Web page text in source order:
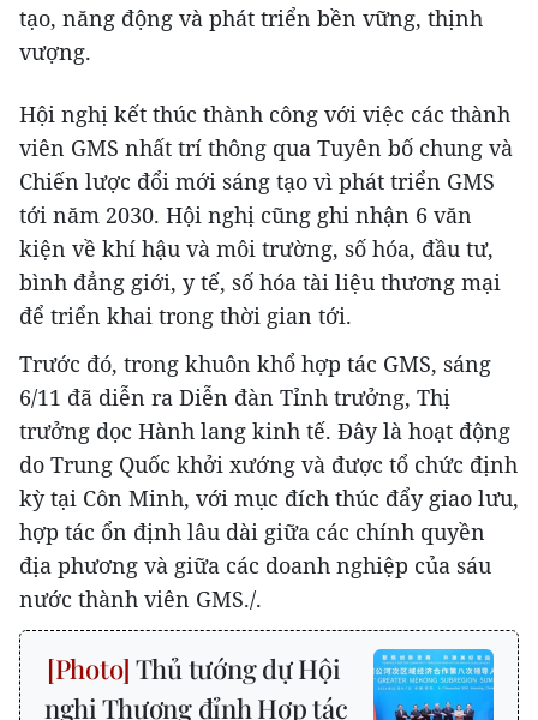
tạo, năng động và phát triển bền vững, thịnh
vượng.
Hội nghị kết thúc thành công với việc các thành
viên GMS nhất trí thông qua Tuyên bố chung và
Chiến lược đổi mới sáng tạo vì phát triển GMS
tới năm 2030. Hội nghị cũng ghi nhận 6 văn
kiện về khí hậu và môi trường, số hóa, đầu tư,
bình đẳng giới, y tế, số hóa tài liệu thương mại
để triển khai trong thời gian tới.
Trước đó, trong khuôn khổ hợp tác GMS, sáng
6/11 đã diễn ra Diễn đàn Tỉnh trưởng, Thị
trưởng dọc Hành lang kinh tế. Đây là hoạt động
do Trung Quốc khởi xướng và được tổ chức định
kỳ tại Côn Minh, với mục đích thúc đẩy giao lưu,
hợp tác ổn định lâu dài giữa các chính quyền
địa phương và giữa các doanh nghiệp của sáu
nước thành viên GMS./.
Thủ tướng dự Hội
nghị Thượng đỉnh Hợp tác